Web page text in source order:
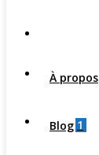
À propos
Blog 1